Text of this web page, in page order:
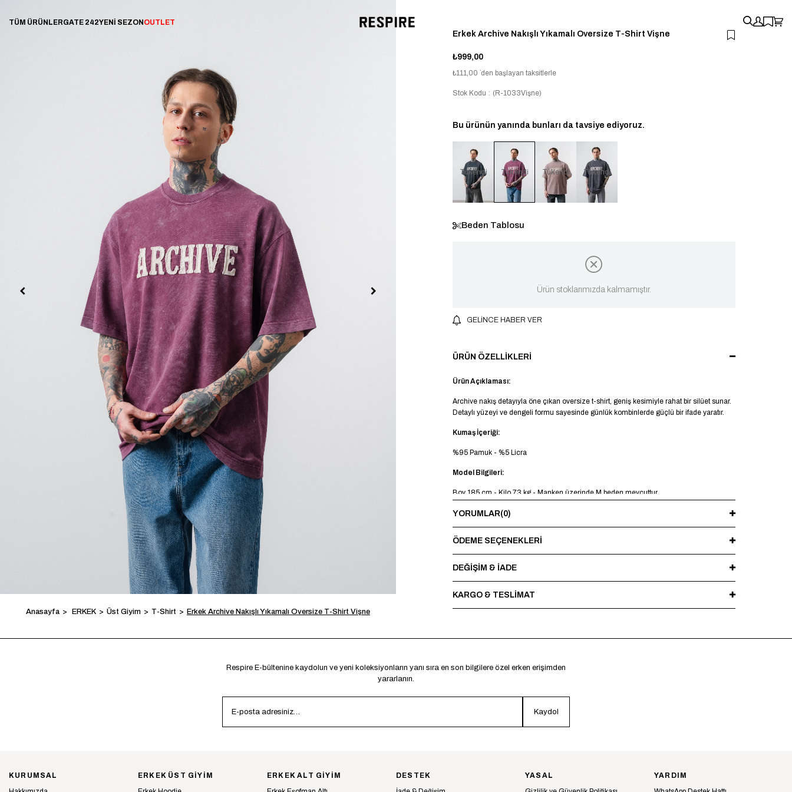
TÜM ÜRÜNLERGATE 242YENİ SEZONOUTLET
Anasayfa ERKEK Üst Giyim T-Shirt Erkek Archive Nakışlı Yıkamalı Oversize T-Shirt Vişne
Erkek Archive Nakışlı Yıkamalı Oversize T-Shirt Vişne
₺999,00
₺111,00 `den başlayan taksitlerle
Stok Kodu (R-1033Vişne)
Bu ürünün yanında bunları da tavsiye ediyoruz.
Tükendi Tükendi Tükendi Tükendi
Beden Tablosu
Ürün stoklarımızda kalmamıştır.
GELINCE HABER VER
ÜRÜN ÖZELLIKLERI
Ürün Açıklaması:
Archive nakış detayıyla öne çıkan oversize t-shirt, geniş kesimiyle rahat bir silüet sunar.
Detaylı yüzeyi ve dengeli formu sayesinde günlük kombinlerde güçlü bir ifade yaratır.
Kumaş İçeriği:
%95 Pamuk - %5 Licra
Model Bilgileri:
Boy 185 cm - Kilo 73 kg - Manken üzerinde M beden mevcuttur.
Yıkama Talimatı:
sırasında baskı ve nakışlı bölgelere doğrudan ısı uygulamaktan kaçınınız.
*Made in Türkiye
YORUMLAR(0)
ÖDEME SEÇENEKLERI
DEĞİŞİM & İADE
KARGO & TESLİMAT
Respire E-bültenine kaydolun ve yeni koleksiyonların yanı sıra en son bilgilere özel erken erişimden
yararlanın.
Kaydol
KURUMSAL
ERKEK ÜST GİYİM
ERKEK ALT GİYİM
DESTEK
YASAL
YARDIM